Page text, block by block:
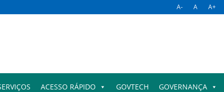
A- A A+
ACESSO RÁPIDO GOVTECH GOVERNANÇA